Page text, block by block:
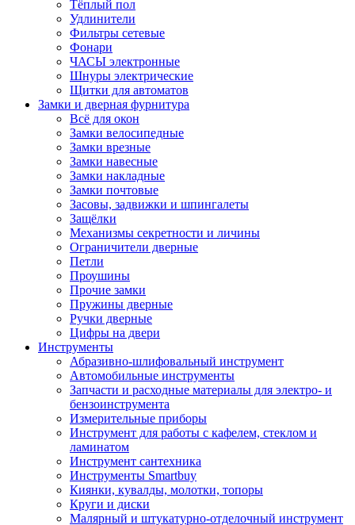
Тёплый пол
Удлинители
Фильтры сетевые
Фонари
ЧАСЫ электронные
Шнуры электрические
Щитки для автоматов
Замки и дверная фурнитура
Всё для окон
Замки велосипедные
Замки врезные
Замки навесные
Замки накладные
Замки почтовые
Засовы, задвижки и шпингалеты
Защёлки
Механизмы секретности и личины
Ограничители дверные
Петли
Проушины
Прочие замки
Пружины дверные
Ручки дверные
Цифры на двери
Инструменты
Абразивно-шлифовальный инструмент
Автомобильные инструменты
Запчасти и расходные материалы для электро- и
бензоинструмента
Измерительные приборы
Инструмент для работы с кафелем, стеклом и
ламинатом
Инструмент сантехника
Инструменты Smartbuy
Киянки, кувалды, молотки, топоры
Круги и диски
Малярный и штукатурно-отделочный инструмент